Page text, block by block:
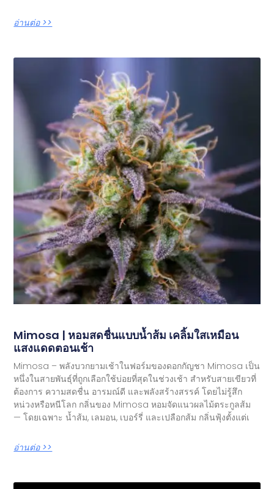
อ่านต่อ >>
Mimosa | หอมสดชื่นแบบน้ำส้ม เคลิ้มใสเหมือน
แสงแดดตอนเช้า
Mimosa – พลังบวกยามเช้าในฟอร์มของดอกกัญชา Mimosa เป็น
หนึ่งในสายพันธุ์ที่ถูกเลือกใช้บ่อยที่สุดในช่วงเช้า สำหรับสายเขียวที่
ต้องการ ความสดชื่น อารมณ์ดี และพลังสร้างสรรค์ โดยไม่รู้สึก
หน่วงหรือหนีโลก กลิ่นของ Mimosa หอมจัดแนวผลไม้ตระกูลส้ม
— โดยเฉพาะ น้ำส้ม, เลมอน, เบอร์รี่ และเปลือกส้ม กลิ่นฟุ้งตั้งแต่เ
อ่านต่อ >>